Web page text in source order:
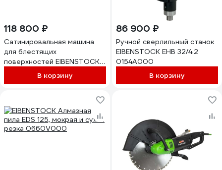
118 800 ₽
Сатинировальная машина
для блестящих
поверхностей EIBENSTOCK
ESM 1311 Set 0541K000
В корзину
86 900 ₽
Ручной сверлильный станок
EIBENSTOCK EHB 32/4.2
0154A000
В корзину